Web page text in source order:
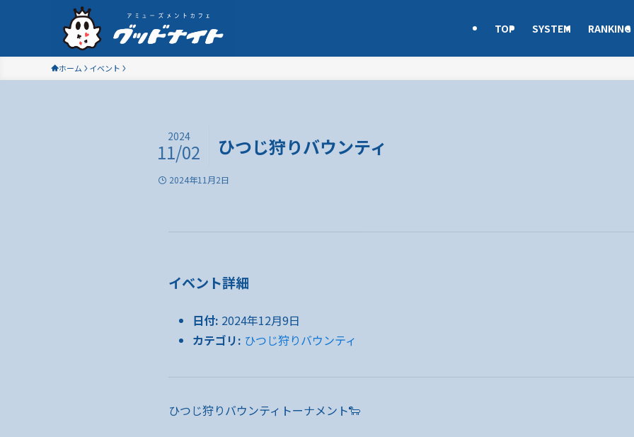
TOP SYSTEM RANKING
ホーム イベント
ひつじ狩りバウンティ
2024
11/02
2024年11月2日
イベント詳細
日付: 2024年12月9日
カテゴリ: ひつじ狩りバウンティ
ひつじ狩りバウンティトーナメント🐑